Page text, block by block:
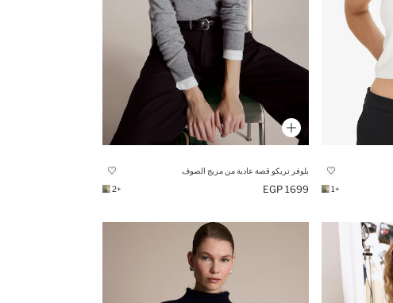
+1
بلوفر تريكو قصة عادية من مزيج الصوف
1699 EGP
+2